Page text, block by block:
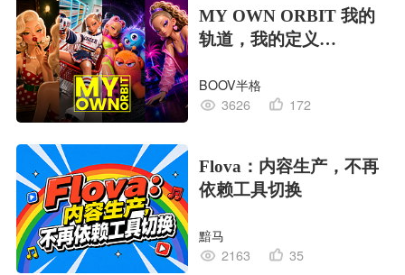
MY OWN ORBIT 我的
轨道，我的定义
对
BOOV半格
3626
172
Flova：内容生产，不再
依赖工具切换
黯马
2163
35